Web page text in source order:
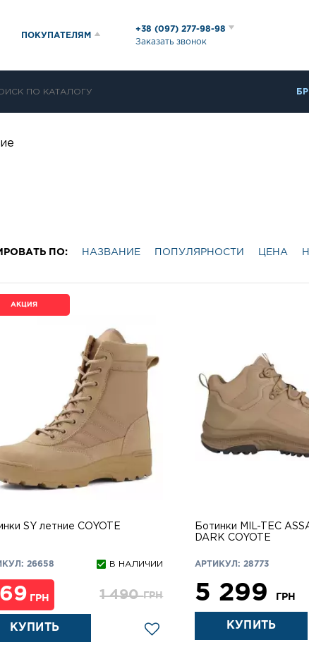
ПОКУПАТЕЛЯМ
+38 (097) 277-98-98
Заказать звонок
ПО: НАЗВАНИЕ ПОПУЛЯРНОСТИ ЦЕНА
АКЦИЯ
SY летние COYOTE
26658 В НАЛИЧИИ
ГРН 1 490ГРН
КУПИТЬ
Ботинки MIL-TEC
DARK COYOTE
АРТИКУЛ: 28773
5 299 ГРН
КУПИТЬ